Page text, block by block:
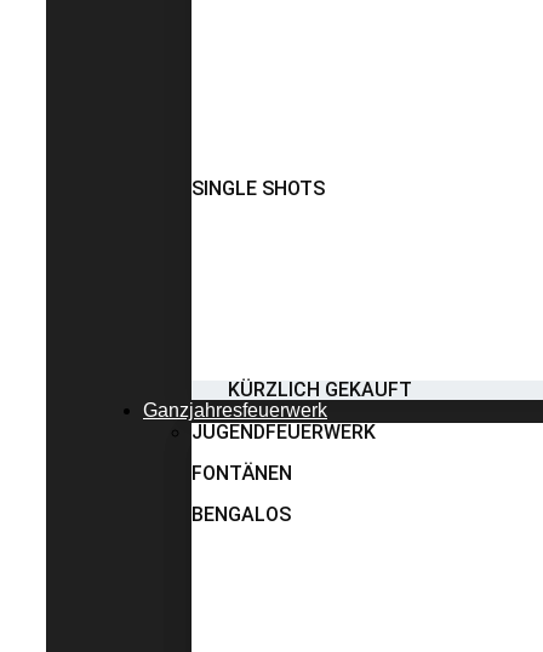
SINGLE SHOTS
KÜRZLICH GEKAUFT
Ganzjahresfeuerwerk
JUGENDFEUERWERK
FONTÄNEN
BENGALOS